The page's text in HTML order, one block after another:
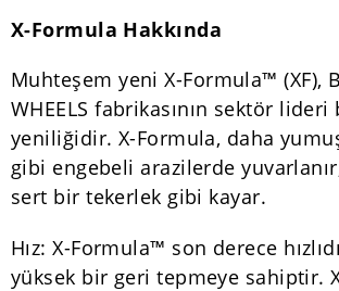
X-Formula Hakkında
Muhteşem yeni X-Formula™ (XF),
WHEELS fabrikasının sektör lideri
yeniliğidir. X-Formula, daha
gibi engebeli arazilerde
sert bir tekerlek gibi kayar.
Hız: X-Formula™ son derece
yüksek bir geri tepmeye sahiptir.